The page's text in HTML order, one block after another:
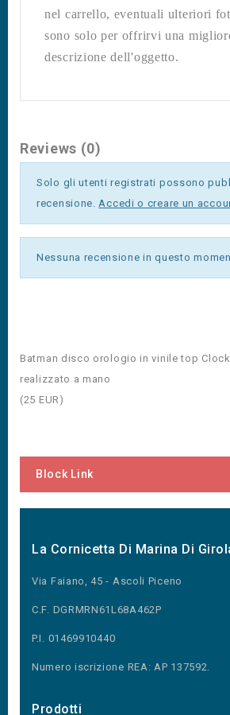
nel carrello, eventuali ulteriori
sono solo per offrirvi una
descrizione dell'oggetto.
Reviews (0)
Solo gli utenti registrati possono
recensione.Accedi o creare un
Nessuna recensione in questo
Batman disco orologio in vinile top
realizzato a mano
(25 EUR )
Block Link
La Cornicetta Di Marina Di
Via Faiano, 45 - Ascoli Piceno
C.F. DGRMRN61L68A462P
P.I. 01469910440
Numero iscrizione REA: AP 137592.
Prodotti